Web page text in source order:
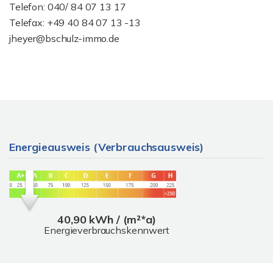
Telefon: 040/ 84 07 13 17
Telefax: +49 40 84 07 13 -13
jheyer@bschulz-immo.de
Energieausweis (Verbrauchsausweis)
40,90 kWh / (m²*a)
Energieverbrauchskennwert